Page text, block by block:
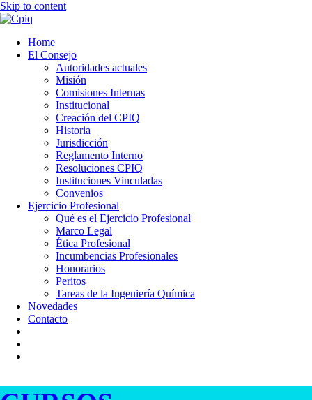
Skip to content
Home
El Consejo
Autoridades actuales
Misión
Comisiones Internas
Institucional
Creación del CPIQ
Historia
Jurisdicción
Reglamento Interno
Resoluciones CPIQ
Instituciones Vinculadas
Convenios
Ejercicio Profesional
Qué es el Ejercicio Profesional
Marco Legal
Ética Profesional
Incumbencias Profesionales
Honorarios
Peritos
Tareas de la Ingeniería Química
Novedades
Contacto